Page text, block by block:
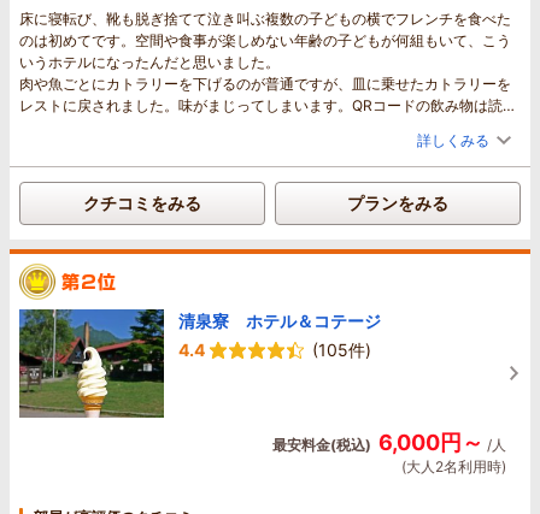
床に寝転び、靴も脱ぎ捨てて泣き叫ぶ複数の子どもの横でフレンチを食べた
のは初めてです。空間や食事が楽しめない年齢の子どもが何組もいて、こう
いうホテルになったんだと思いました。
肉や魚ごとにカトラリーを下げるのが普通ですが、皿に乗せたカトラリーを
レストに戻されました。味がまじってしまいます。QRコードの飲み物は読み
部屋に加湿器を借りたいと言ったら、フロントに取りに来てとのことでした
が、水が満タンのものをわたされ、四十肩の痛みの中で運ぶ羽目に。差し口
がなく延長コードを依頼したら、本当にただ延長するコードが届きました。
かない席。私がまだ食べているのに夫の分を下げられて、急かされているよ
うな気分になりました。食事は2人で食べているので、ふたりがおちついて食
べ終わった時に下げるものです。私はほうじ茶とご飯をまだいただいていま
したが、下げにこられたので面倒になって残したままさげてもらいました。
ふるさと納税が明らかにつかえるはずが、他の宿泊施設はすんなりQRコード
を出してくるのに、まったく教育がされておらず使えませんでした。20年く
らいまえから訪れてきましたが、こんなに我慢して食事を耐えるようなひど
い空間になったのを残念に思います。
子連れの方には個室を準備するなどしないと、他の客に迷惑です。子供の甲
高い鳴き声やぐずる声が響きどおしで、なんのために出かけてきたのかわか
詳しくみる
クチコミをみる プランをみる
清泉寮 ホテル＆コテージ
4.4
(105件)
最安料金(税込) 6,000円～ /人
(大人2名利用時)